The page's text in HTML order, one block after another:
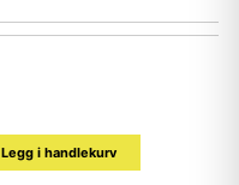
Legg i handlekurv